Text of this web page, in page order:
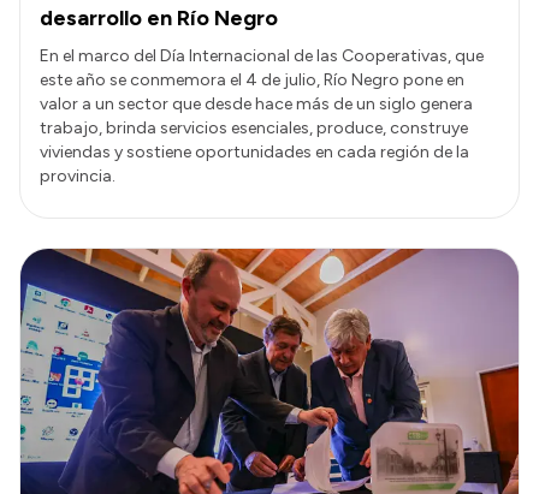
desarrollo en Río Negro
En el marco del Día Internacional de las Cooperativas, que
este año se conmemora el 4 de julio, Río Negro pone en
valor a un sector que desde hace más de un siglo genera
trabajo, brinda servicios esenciales, produce, construye
viviendas y sostiene oportunidades en cada región de la
provincia.